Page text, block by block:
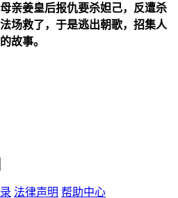
亲姜皇后报仇要杀妲己，反遭杀
场救了，于是逃出朝歌，招集人
故事。
法律声明 帮助中心